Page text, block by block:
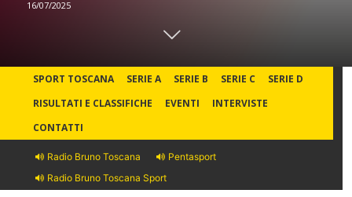
16/07/2025
SPORT TOSCANA SERIE A SERIE B SERIE C
SERIE D
RISULTATI E CLASSIFICHE
EVENTI
INTERVISTE
CONTATTI
Radio Bruno Toscana
Pentasport
Radio Bruno Toscana Sport